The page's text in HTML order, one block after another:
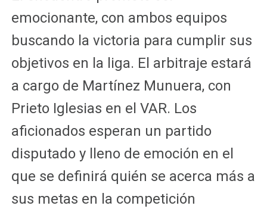
emocionante, con ambos equipos
buscando la victoria para cumplir sus
objetivos en la liga. El arbitraje estará
a cargo de Martínez Munuera, con
Prieto Iglesias en el VAR. Los
aficionados esperan un partido
disputado y lleno de emoción en el
que se definirá quién se acerca más a
sus metas en la competición